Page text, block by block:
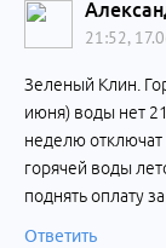
21:52,
Зеленый Клин.
июня) воды нет
неделю
горячей воды
поднять оплату
Ответить